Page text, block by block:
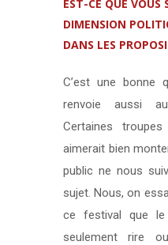
EST-CE QUE VOUS
DIMENSION
DANS LES
C’est une bonne
renvoie aussi
Certaines
aimerait bien
public ne nous
sujet. Nous, on
ce festival que
seulement rire